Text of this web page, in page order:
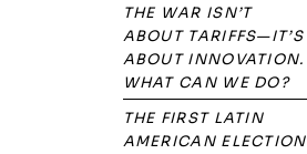
THE WAR ISN’T
ABOUT TARIFFS—IT’S
ABOUT INNOVATION.
WHAT CAN WE DO?
THE FIRST LATIN
AMERICAN ELECTION